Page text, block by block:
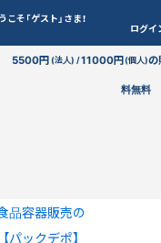
こそ「ゲスト」さま！
ログイ
5500円(法人) /11000円(個人)の
料無料
品容器販売の
【パックデポ】